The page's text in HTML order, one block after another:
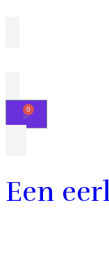
Een